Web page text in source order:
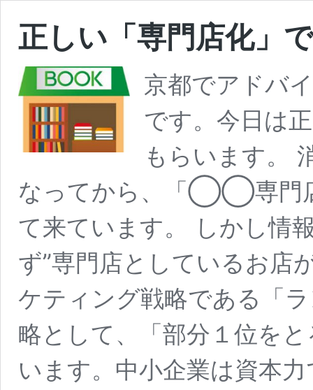
正しい「専門店化」
京都でアドバ
です。今日は
もらいます。
なってから、「◯◯専門
て来ています。 しかし情
ず”専門店としているお店
ケティング戦略である「
略として、「部分１位を
います。中小企業は資本